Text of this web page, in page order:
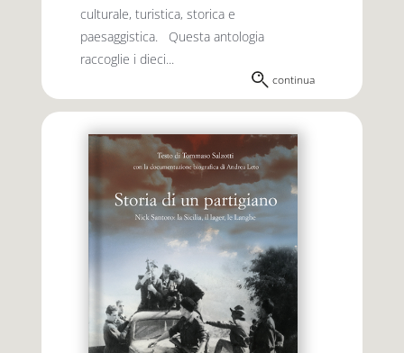
culturale, turistica, storica e
paesaggistica. Questa antologia
raccoglie i dieci...
continua